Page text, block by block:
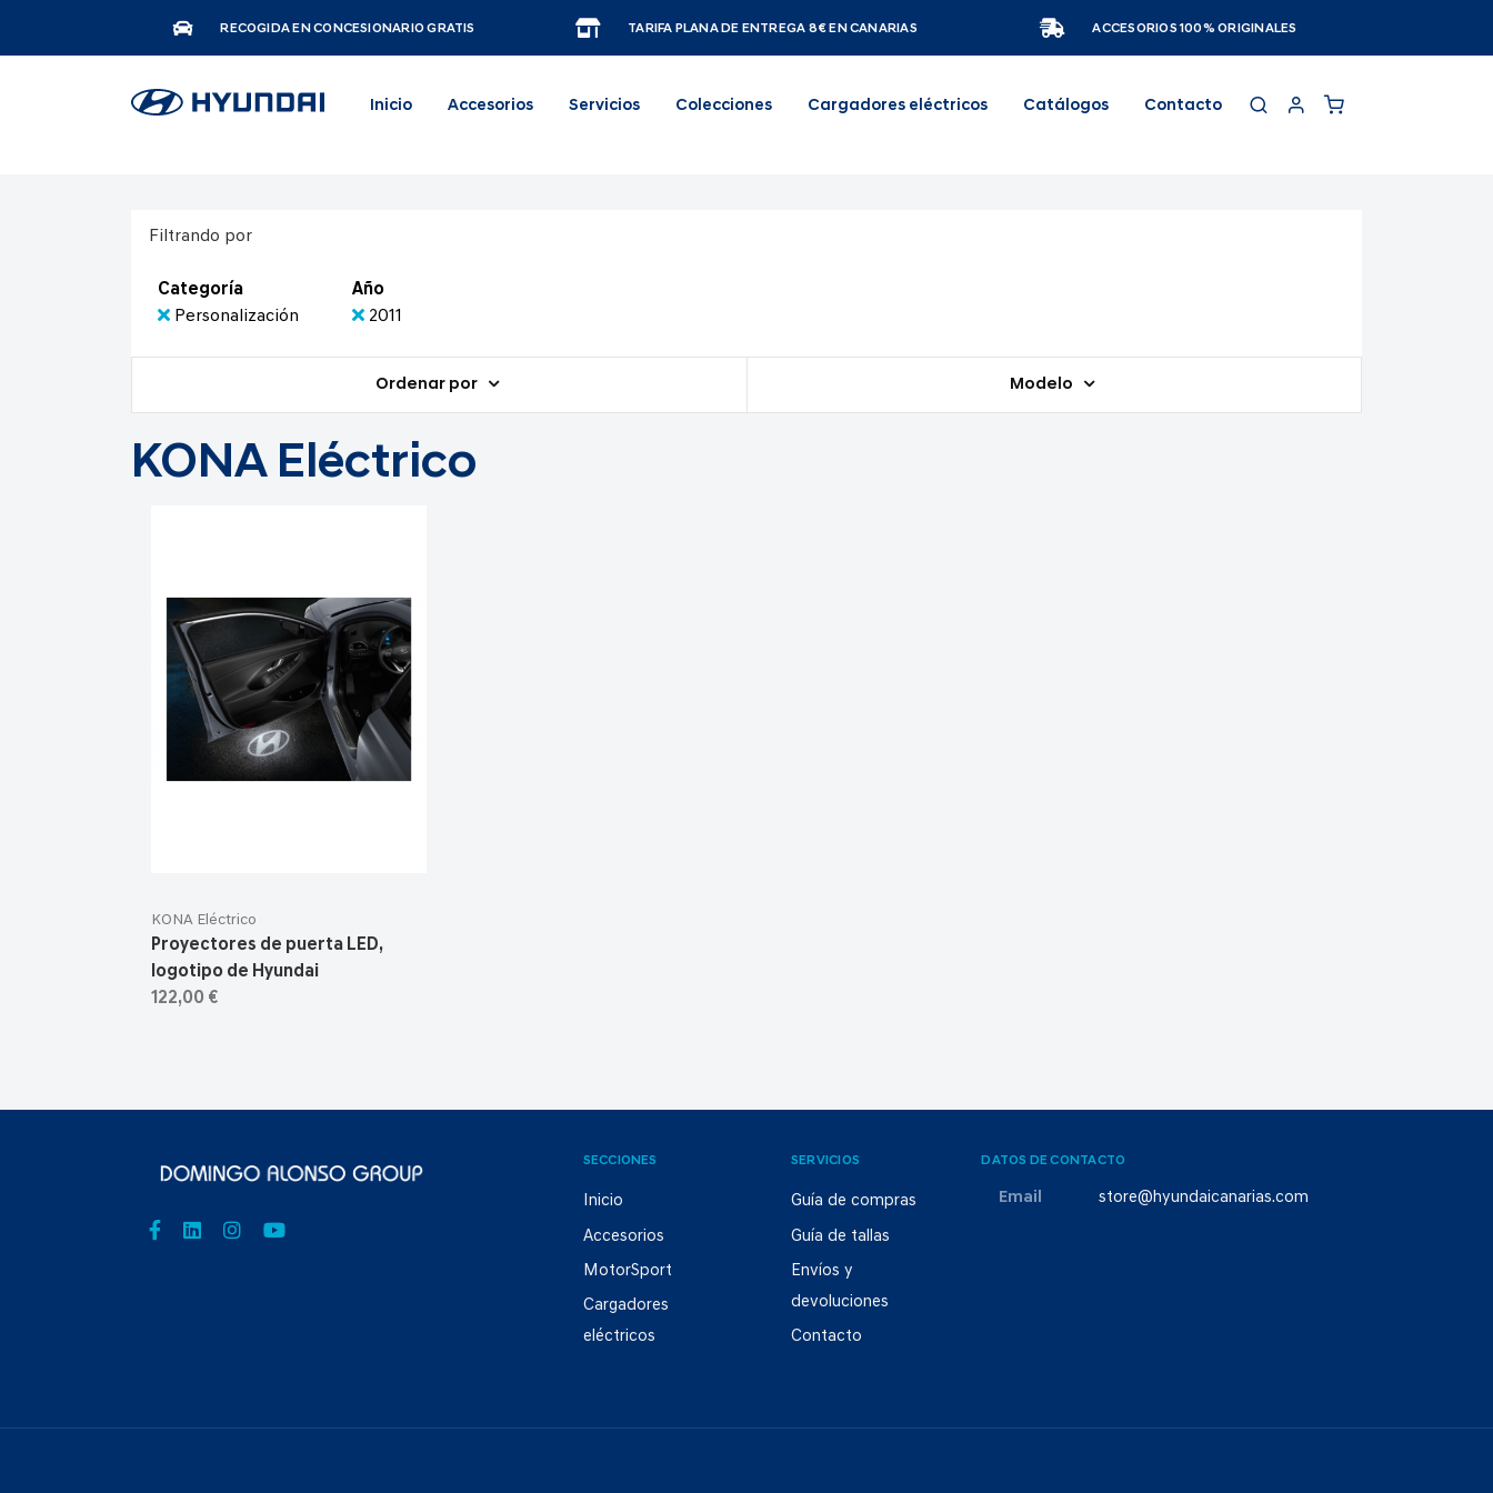
RECOGIDA EN CONCESIONARIO GRATIS TARIFA PLANA DE ENTREGA 8€ EN CANARIAS ACCESORIOS 100% ORIGINALES
Inicio Accesorios Servicios Colecciones Cargadores eléctricos Catálogos Contacto
Filtrando por
Categoría
Personalización
Año
2011
Ordenar por Modelo
KONA Eléctrico
KONA Eléctrico
Proyectores de puerta LED,
logotipo de Hyundai
122,00 €
SECCIONES
Inicio
Accesorios
MotorSport
Cargadores
eléctricos
SERVICIOS
Guía de compras
Guía de tallas
Envíos y
devoluciones
Contacto
DATOS DE CONTACTO
Email store@hyundaicanarias.com